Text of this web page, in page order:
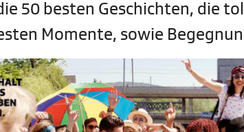
50 besten Geschichten, die
Momente, sowie